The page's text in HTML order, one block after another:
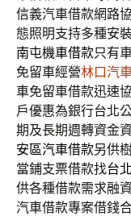
信義汽車借款網路
態照明支持多種安
南屯機車借款只有
免留車經營林口汽
車免留車借款迅速
戶優惠為銀行台北
期及長期週轉資金
安區汽車借款另供
當鋪支票借款找台
供各種借款需求融
汽車借款專案借錢